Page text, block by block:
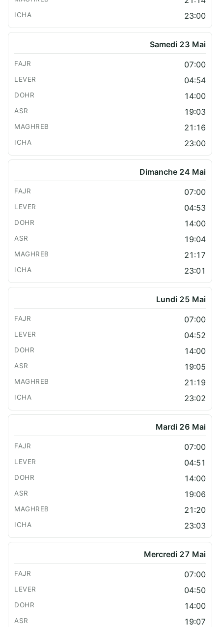
23:00
Samedi 23 Mai
07:00
04:54
14:00
19:03
21:16
23:00
Dimanche 24 Mai
07:00
04:53
14:00
19:04
21:17
23:01
Lundi 25 Mai
07:00
04:52
14:00
19:05
21:19
23:02
Mardi 26 Mai
07:00
04:51
14:00
19:06
21:20
23:03
Mercredi 27 Mai
07:00
04:50
14:00
19:07